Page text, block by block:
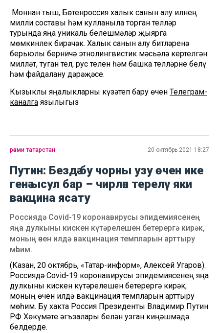
Моннан тыш, Бөтенроссия халык санын алу илнең
милли составы һәм кулланыла торган телләр
турында яңа уникаль белешмәләр җыярга
мөмкинлек бирәчәк. Халык санын алу битләренә
берьюлы берничә этнолингвистик мәсьәлә кертелгән:
милләт, туган тел, рус телен һәм башка телләрне белү
һәм файдалану дәрәҗәсе.
Кызыклы яңалыкларны күзәтеп бару өчен Телеграм-
каналга язылыгыз
рәсми татарстан 20 октябрь 2021 18:27
Путин: Бездә бу чорны узу өчен ике
генә ысул бар – чирләп терелү яки
вакцина ясату
Россиядә Covid-19 коронавирусы эпидемиясенең
яңа дулкыны кискен күтәрелешен бетерергә кирәк,
моның өчен илдә вакцинация темпларын арттыру
мөһим.
(Казан, 20 октябрь, «Татар-информ», Алексей Угаров).
Россиядә Covid-19 коронавирусы эпидемиясенең яңа
дулкыны кискен күтәрелешен бетерергә кирәк,
моның өчен илдә вакцинация темпларын арттыру
мөһим. Бу хакта Россия Президенты Владимир Путин
РФ Хөкүмәте әгъзалары белән узган киңәшмәдә
белдерде.